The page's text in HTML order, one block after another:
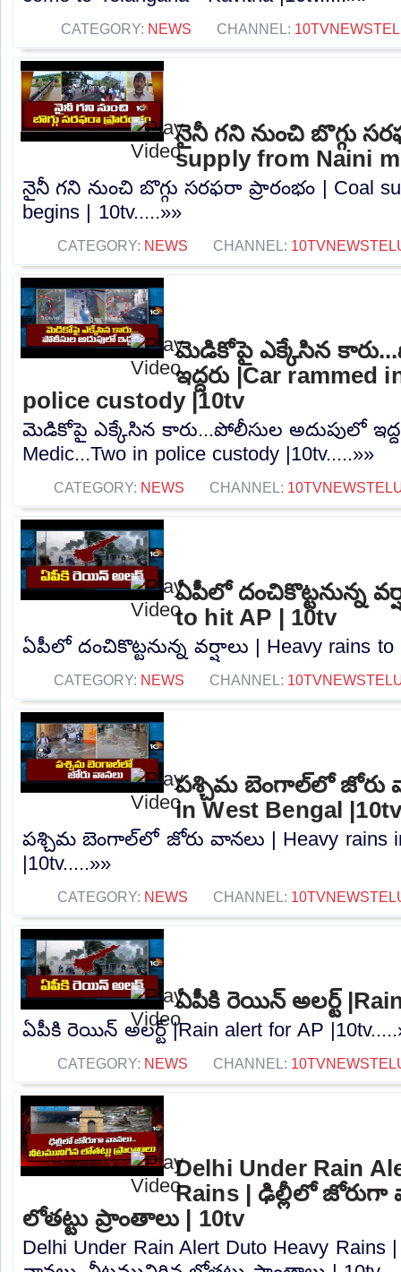
CATEGORY: NEWS CHANNEL:
నైనీ గని నుంచి బొగ్గు
supply from Naini
నైనీ గని నుంచి బొగ్గు సరఫరా ప్రారంభం | Coal
begins | 10tv.....»»
CATEGORY: NEWS CHANNEL:
మెడికోపై ఎక్కేసిన
ఇద్దరు |Car rammed
police custody |10tv
మెడికోపై ఎక్కేసిన కారు...పోలీసుల అదుపులో
Medic...Two in police custody |10tv.....»»
CATEGORY: NEWS CHANNEL:
ఏపీలో దంచికొట్టనున్న
to hit AP | 10tv
ఏపీలో దంచికొట్టనున్న వర్షాలు | Heavy rains to
CATEGORY: NEWS CHANNEL:
పశ్చిమ బెంగాల్‌లో జోరు
in West Bengal
పశ్చిమ బెంగాల్‌లో జోరు వానలు | Heavy rains
|10tv.....»»
CATEGORY: NEWS CHANNEL:
ఏపీకి రెయిన్ అలర్ట్
ఏపీకి రెయిన్ అలర్ట్ |Rain alert for AP
CATEGORY: NEWS CHANNEL:
Delhi Under Rain
Rains | ఢిల్లీలో
లోతట్టు ప్రాంతాలు | 10tv
Delhi Under Rain Alert Duto Heavy